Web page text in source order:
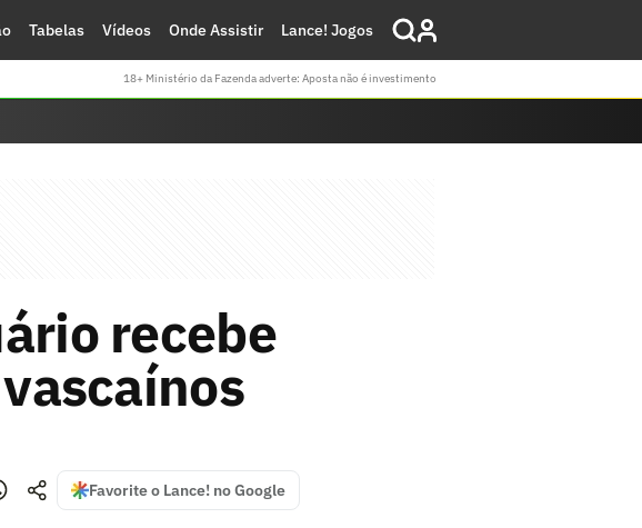
Tabelas Vídeos Onde Assistir Lance! Jogos
18+ Ministério da Fazenda adverte: Aposta não é investimento
recebe
Favorite o Lance! no Google